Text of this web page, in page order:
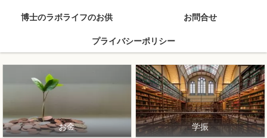
博士のラボライフのお供
お問合せ
プライバシーポリシー
お金 学振